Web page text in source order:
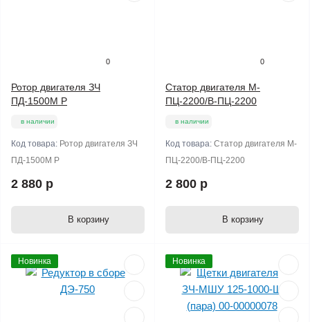
0
Ротор двигателя ЗЧ
ПД-1500М Р
в наличии
Код товара: Ротор двигателя ЗЧ
ПД-1500М Р
2 880 р
В корзину
0
Статор двигателя М-
ПЦ-2200/В-ПЦ-2200
в наличии
Код товара: Статор двигателя М-
ПЦ-2200/В-ПЦ-2200
2 800 р
В корзину
Новинка Новинка